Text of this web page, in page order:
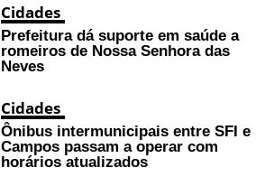
Cidades
Prefeitura dá suporte em saúde a
romeiros de Nossa Senhora das
Neves
Cidades
Ônibus intermunicipais entre SFI e
Campos passam a operar com
horários atualizados